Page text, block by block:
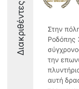
Διακριθέντες
Στην
Ροδόπης
την
αυτή